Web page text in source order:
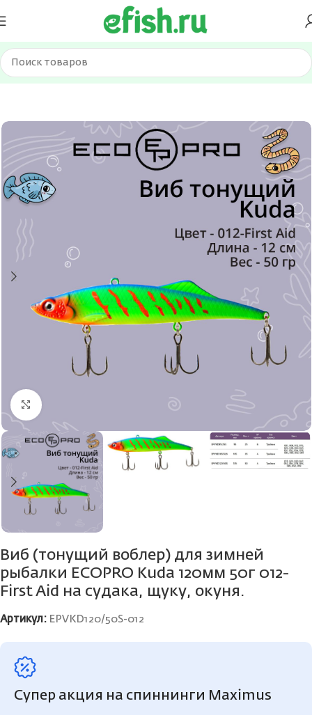
Главная Приманки Вибы
Нажмите, чтобы увеличить
Виб (тонущий воблер) для зимней
рыбалки ECOPRO Kuda 120мм 50г 012-
First Aid на судака, щуку, окуня.
Артикул: EPVKD120/50S-012
Супер акция на спиннинги Maximus